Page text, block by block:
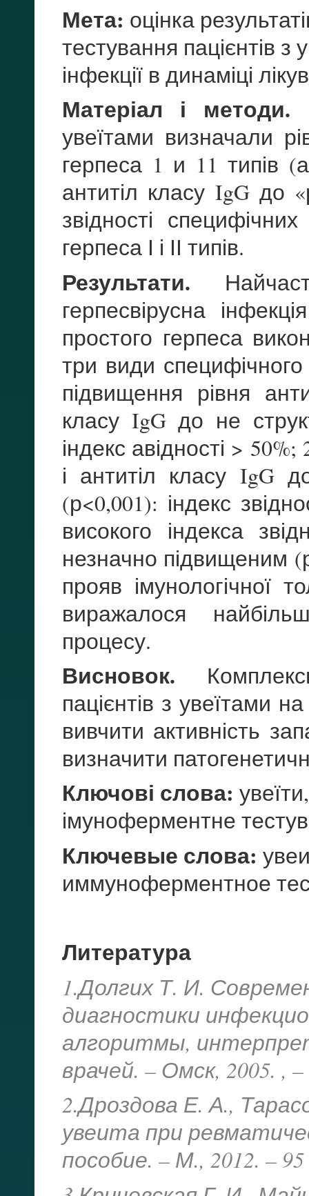
Мета: оцінка
тестування пацієнтів з
інфекції в динаміці
Матеріал і методи.
увеїтами визначали
герпеса 1 и 11 типів
антитіл класу IgG до
звідності
герпеса І і ІІ типів.
Результати.
герпесвірусна
простого герпеса
три види специфічного
підвищення рівня
класу IgG до не
індекс авідності >
і антитіл класу IgG
(р<0,001): індекс
високого індекса
незначно підвищеним
прояв імунологічної
виражалося
процесу.
Висновок.
пацієнтів з увеїтами
вивчити активність
визначити
Ключові слова:
імуноферментне
Ключевые слова:
иммуноферментное
Литература
1.Долгих Т. И.
диагностики
алгоритмы,
врачей. – Омск, 2005. ,
2.Дроздова Е. А.,
увеита при
пособие. – М., 2012. –